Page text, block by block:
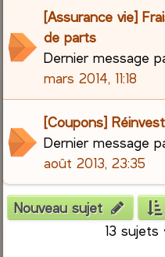
[Assurance vie]
de parts
Dernier message
mars 2014, 11:18
[Coupons]
Dernier message
août 2013, 23:35
Nouveau sujet
13 sujets